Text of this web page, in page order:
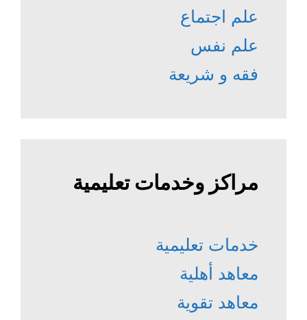
علم اجتماع
علم نفس
فقه و شريعة
مراكز وخدمات تعليمية
خدمات تعليمية
معاهد أهلية
معاهد تقوية